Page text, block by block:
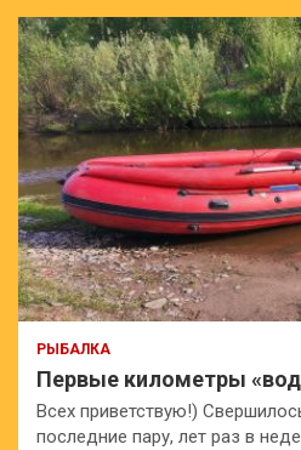
РЫБАЛКА
Первые километры
Всех приветствую!)
последние пару, лет раз в